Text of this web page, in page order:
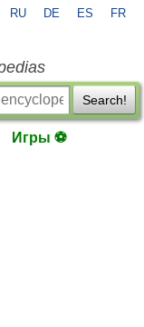
RU DE ES FR
Search!
Игры ⚽